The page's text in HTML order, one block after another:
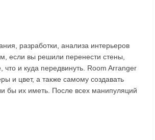
разработки, анализа интерьеров
если вы решили перенести стены,
и куда передвинуть. Room Arranger
и цвет, а также самому создавать
бы их иметь. После всех манипуляций